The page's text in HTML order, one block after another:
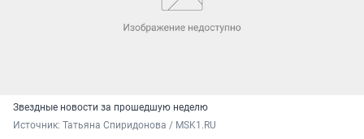
Звездные новости за прошедшую неделю
Источник: Татьяна Спиридонова / MSK1.RU